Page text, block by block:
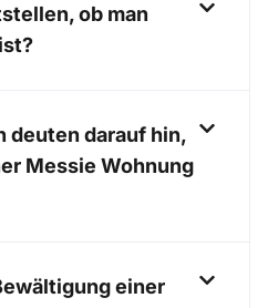
ob man
deuten darauf hin,
Messie Wohnung
einer